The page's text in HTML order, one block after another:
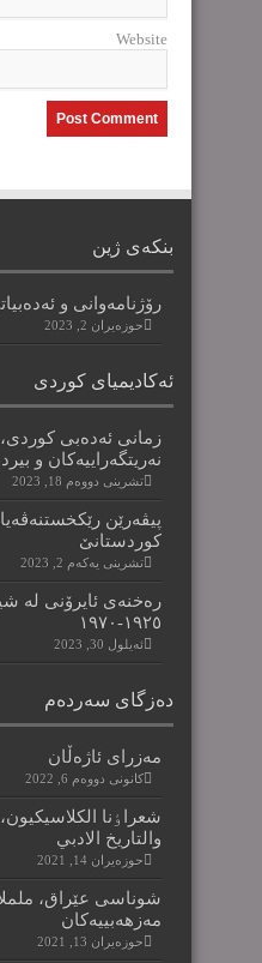
Website
بنکەی ژین
رۆژنامەوانی و
حوزه‌یران 2, 2023
ئەکادیمیای کوردی
زمانی ئەدەبی کوردی،
نەریتگەراییەکان و
تشرینی دووه‌م 18, 2023
پیڤەرێن
کوردستانێ
تشرینی یه‌كه‌م 2, 2023
رەخنەی ئایرۆنی لە
١٩٢٥-١٩٧٠
ئه‌یلول 30, 2023
دەزگای سەردەم
مەزرای ئاژەڵان
كانونی دووه‌م 6, 2022
شعراٶنا
والتاریخ الادبي
حوزه‌یران 14, 2021
شوناسی عێراق،
مەزهەبییەکان
حوزه‌یران 13, 2021